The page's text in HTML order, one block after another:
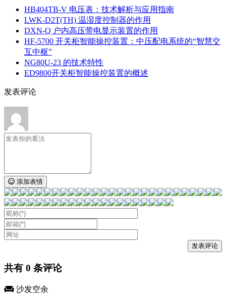
HB404TB-V 电压表：技术解析与应用指南
LWK‑D2T(TH) 温湿度控制器的作用
DXN‑Q 户内高压带电显示装置的作用
HF-5700 开关柜智能操控装置：中压配电系统的“智慧交
互中枢”
NG80U-23 的技术特性
ED9800开关柜智能操控装置的概述
发表评论
添加表情
共有 0 条评论
沙发空余